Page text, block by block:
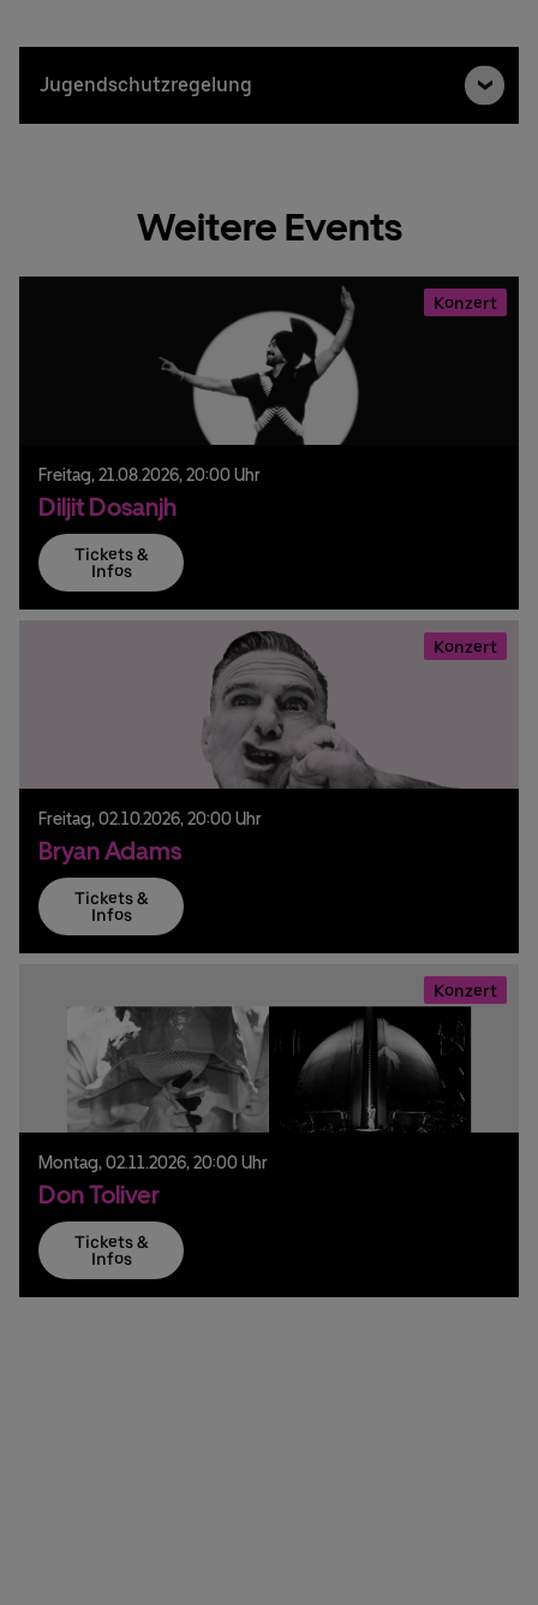
Jugendschutzregelung
Weitere Events
Konzert
Freitag, 21.08.2026, 20:00 Uhr
Diljit Dosanjh
Tickets &
Infos
Konzert
Freitag, 02.10.2026, 20:00 Uhr
Bryan Adams
Tickets &
Infos
Konzert
Montag, 02.11.2026, 20:00 Uhr
Don Toliver
Tickets &
Infos